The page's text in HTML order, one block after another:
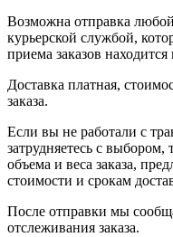
Возможна отправка
курьерской службой,
приема заказов
Доставка платная,
заказа.
Если вы не работали с
затрудняетесь с
объема и веса заказа,
стоимости и срокам
После отправки мы
отслеживания заказа.